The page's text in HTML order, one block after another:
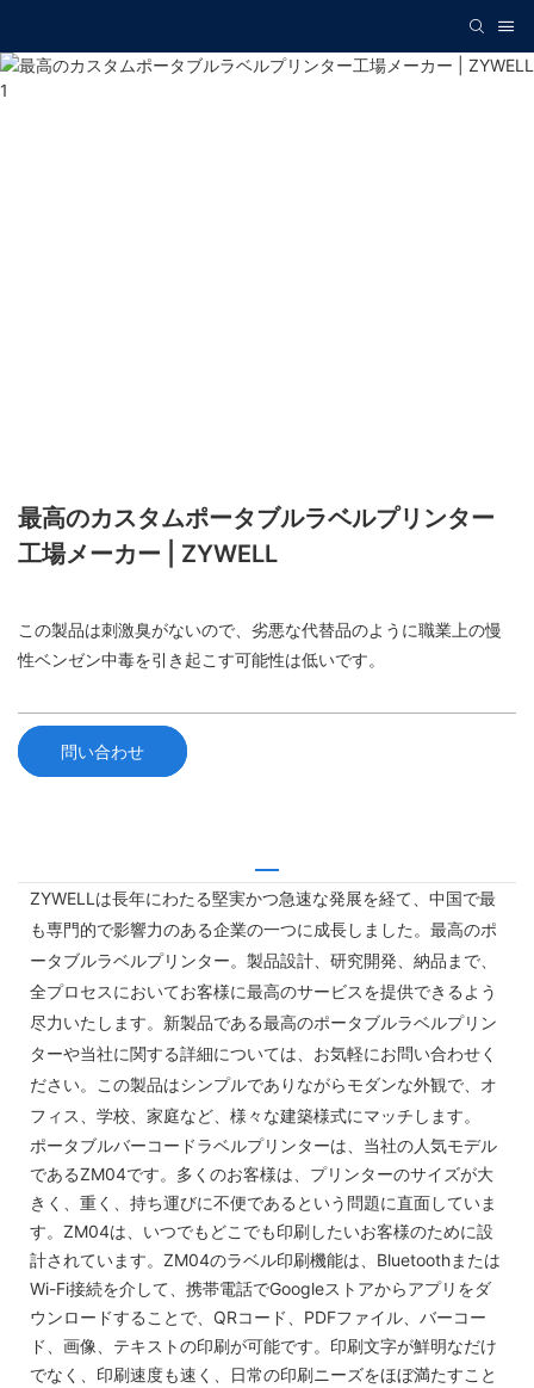
最高のカスタムポータブルラベルプリンター
工場メーカー | ZYWELL
この製品は刺激臭がないので、劣悪な代替品のように職業上の慢
性ベンゼン中毒を引き起こす可能性は低いです。
問い合わせ
ZYWELLは長年にわたる堅実かつ急速な発展を経て、中国で最
も専門的で影響力のある企業の一つに成長しました。最高のポ
ータブルラベルプリンター。製品設計、研究開発、納品まで、
全プロセスにおいてお客様に最高のサービスを提供できるよう
尽力いたします。新製品である最高のポータブルラベルプリン
ターや当社に関する詳細については、お気軽にお問い合わせく
ださい。この製品はシンプルでありながらモダンな外観で、オ
フィス、学校、家庭など、様々な建築様式にマッチします。
ポータブルバーコードラベルプリンターは、当社の人気モデル
であるZM04です。多くのお客様は、プリンターのサイズが大
きく、重く、持ち運びに不便であるという問題に直面していま
す。ZM04は、いつでもどこでも印刷したいお客様のために設
計されています。ZM04のラベル印刷機能は、Bluetoothまたは
Wi-Fi接続を介して、携帯電話でGoogleストアからアプリをダ
ウンロードすることで、QRコード、PDFファイル、バーコー
ド、画像、テキストの印刷が可能です。印刷文字が鮮明なだけ
でなく、印刷速度も速く、日常の印刷ニーズをほぼ満たすこと